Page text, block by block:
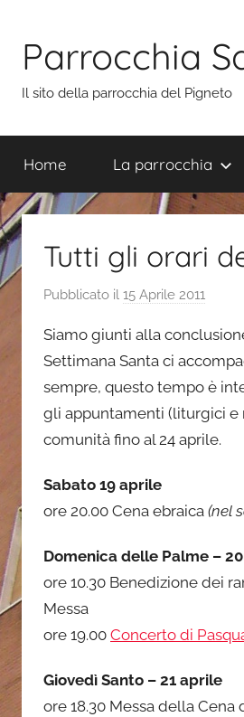
contenuto
Parrocchia
Il sito della parrocchia del Pigneto
Home La parrocchia
Tutti gli orari
Pubblicato il 15 Aprile 2011
s
i
m
o
n
Siamo giunti alla
Settimana Santa ci
sempre, questo tempo è
gli appuntamenti (liturgici e
comunità fino al 24 aprile.
Sabato 19 aprile
ore 20.00 Cena ebraica (nel
Domenica delle Palme –
ore 10.30 Benedizione dei
Messa
ore 19.00 Concerto di
Giovedì Santo – 21 aprile
ore 18.30 Messa della